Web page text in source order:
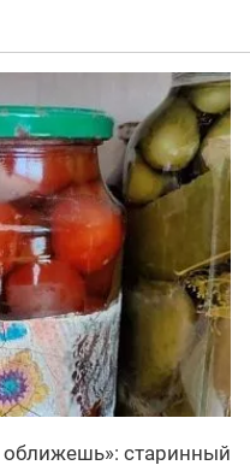
старинный